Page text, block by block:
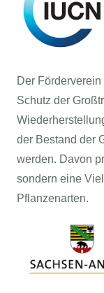
Der
Schutz der
der Bestand der
werden. Davon
sondern eine
Pflanzenarten.